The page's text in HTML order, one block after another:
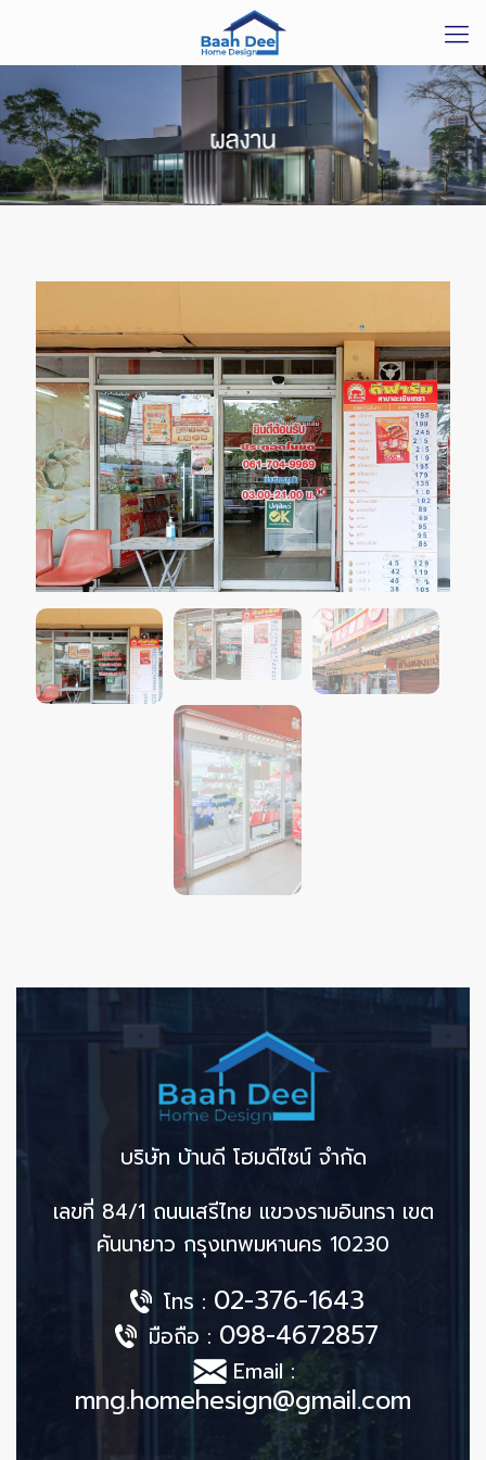
บริษัท บ้านดี โฮมดีไซน์ จำกัด
เลขที่ 84/1 ถนนเสรีไทย แขวงรามอินทรา เขต
คันนายาว กรุงเทพมหานคร 10230
โทร : 02-376-1643
มือถือ : 098-4672857
Email :
mng.homehesign@gmail.com